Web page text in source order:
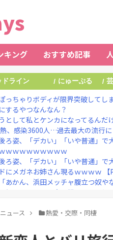
キング おすすめ記事
ライン / にゅーぷる /
っちゃりボディが限界突破してし
するやつなんなん？
として私とケンカになってるんだ
熱、感染3600人…過去最大の流行に
ろ姿、「デカい」「いや普通」で
ｗｗｗｗｗｗｗｗｗ
ろ姿、「デカい」「いや普通」で
にメガネお姉さん現るｗｗｗｗ
あかん、浜田メッチャ腹立つ奴や
加工、ついに現実を超えてしまうｗ
「私がオバさんになったらミニス
ュース 熱愛・交際・同棲